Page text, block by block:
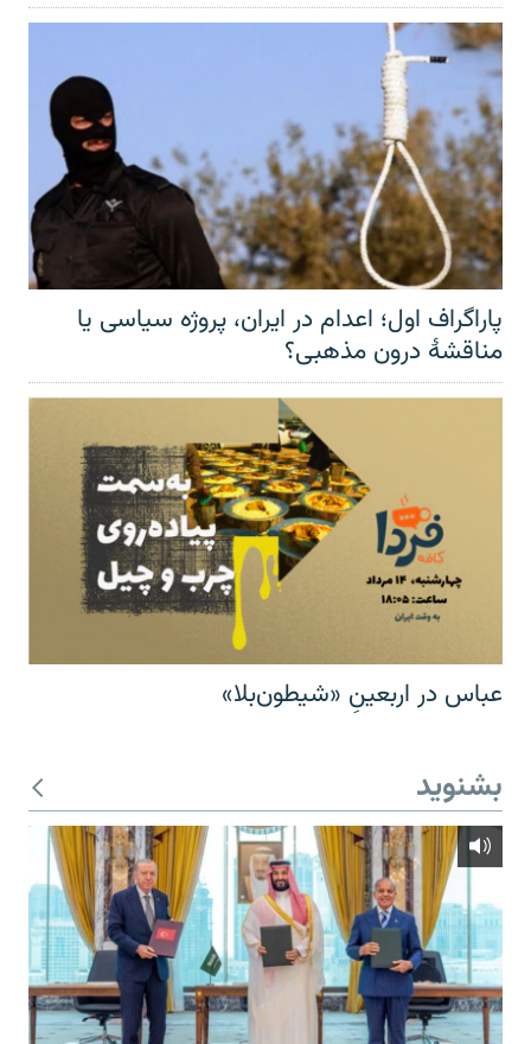
پاراگراف اول؛ اعدام در ایران، پروژه سیاسی یا
مناقشهٔ درون مذهبی؟
عباس در اربعینِ «شیطون‌بلا»
بشنوید